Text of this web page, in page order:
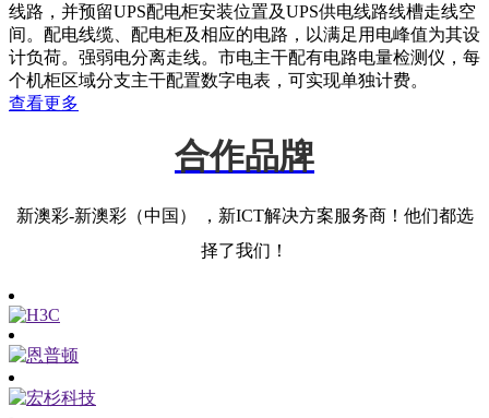
线路，并预留UPS配电柜安装位置及UPS供电线路线槽走线空
间。配电线缆、配电柜及相应的电路，以满足用电峰值为其设
计负荷。强弱电分离走线。市电主干配有电路电量检测仪，每
个机柜区域分支主干配置数字电表，可实现单独计费。
查看更多
合作品牌
新澳彩-新澳彩（中国） ，新ICT解决方案服务商！他们都选
择了我们！